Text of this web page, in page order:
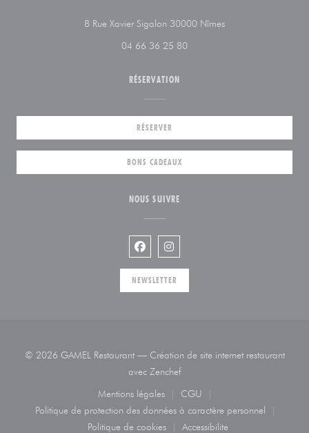
8 Rue Xavier Sigalon 30000 Nîmes((ouvre une nouvelle
04 66 36 25 80
RÉSERVATION
RÉSERVER
BONS CADEAUX
NOUS SUIVRE
Facebook ((ouvre une nouvelle
Instagram ((ouvre une
NEWSLETTER
© 2026 GAMEL Restaurant — Création de site internet restaurant
avec Zenchef((ouvre une nouvelle fenêtre))
Mentions légales
((ouvre une nouvelle fenêtre))
CGU
Politique de protection des données à caractère personnel
((ouvre une nouvelle fenêtre))
Politique de cookies Accessibilite